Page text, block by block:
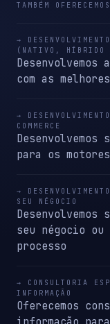
TAMBÉM OFERECEMOS
→
(NATIVO, HÍBRIDO
com as
→
COMMERCE
para os
→
SEU NÉGOCIO
seu négocio ou
processo
→ CONSULTORIA
INFORMAÇÃO
Oferecemos